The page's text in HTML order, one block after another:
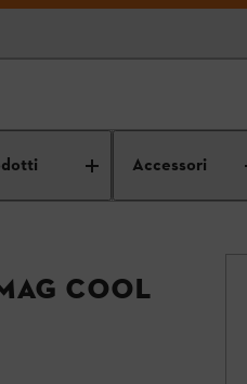
Accessori
Cool